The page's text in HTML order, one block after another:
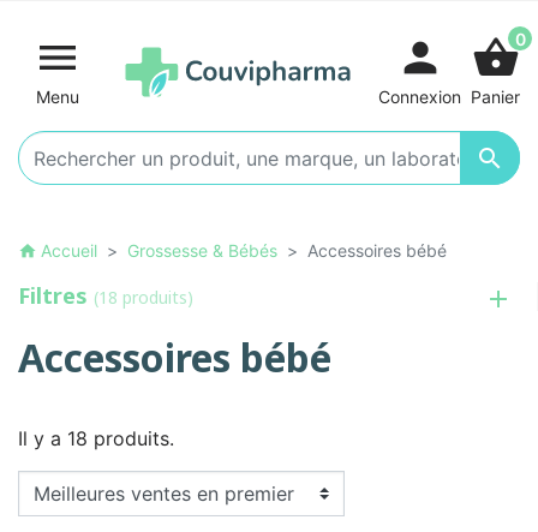

Menu

person
Connexion
shopping_basket0
Panier
home Accueil Grossesse & Bébés Accessoires bébé
Filtres (18 produits)
Accessoires bébé
Il y a 18 produits.